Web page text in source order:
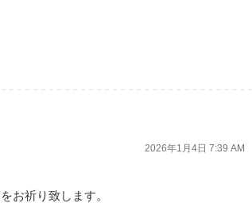
2026年1月4日 7:39 AM
お祈り致します。